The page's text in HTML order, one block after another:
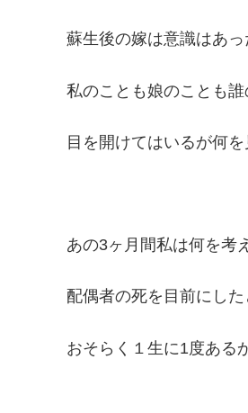
蘇生後の嫁は意識はあ
私のことも娘のことも誰
目を開けてはいるが何
あの3ヶ月間私は何を考
配偶者の死を目前にし
おそらく１生に1度ある